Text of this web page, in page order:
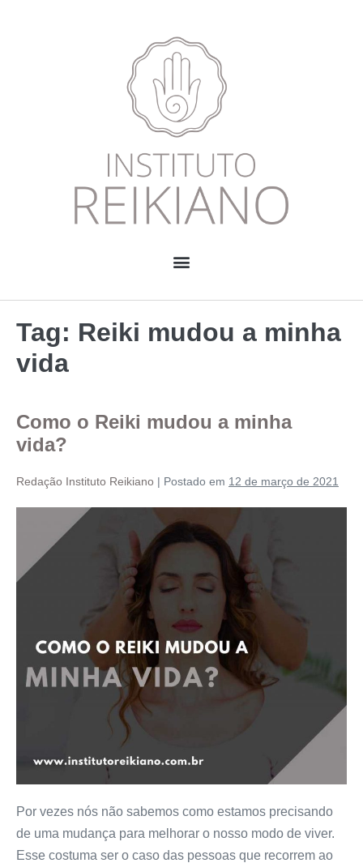
Tag: Reiki mudou a minha
vida
Como o Reiki mudou a minha
vida?
Redação Instituto Reikiano | Postado em 12 de março de 2021
Por vezes nós não sabemos como estamos precisando
de uma mudança para melhorar o nosso modo de viver.
Esse costuma ser o caso das pessoas que recorrem ao